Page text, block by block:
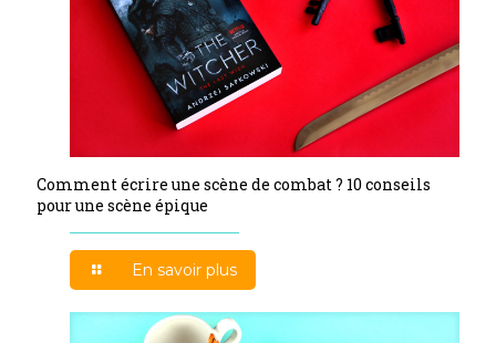
Comment écrire une scène de combat ? 10 conseils
pour une scène épique
En savoir plus